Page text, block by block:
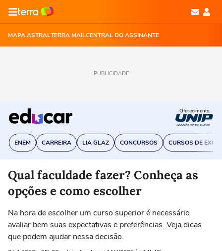
MAPA ASTRALTERRA MAILCENTRAL DO ASSINANTE
PUBLICIDADE
ENEM CARREIRA LIA GLAZ CONCURSOS CURSOS DE EXCEL
Oferecimento
Qual faculdade fazer? Conheça as
opções e como escolher
Na hora de escolher um curso superior é necessário
avaliar bem suas expectativas e preferências. Veja dicas
que podem ajudar nessa decisão.